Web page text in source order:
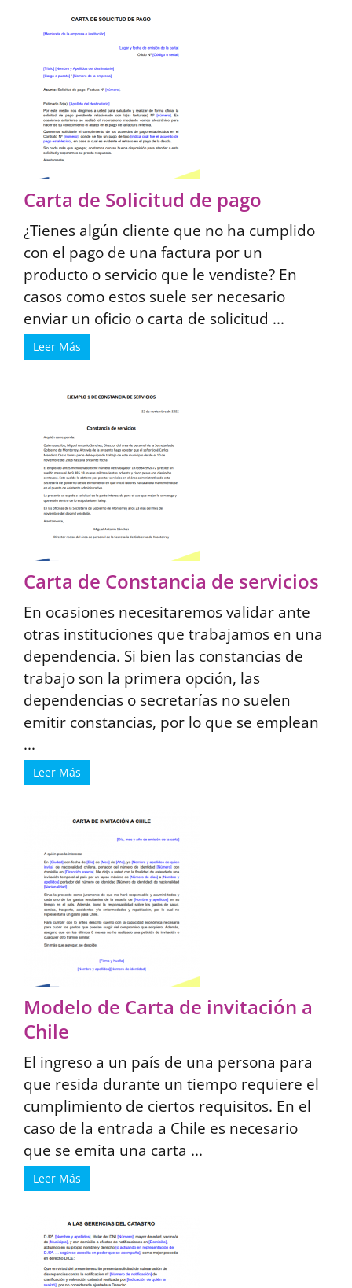
Carta de Solicitud de pago
¿Tienes algún cliente que no ha cumplido
con el pago de una factura por un
producto o servicio que le vendiste? En
casos como estos suele ser necesario
enviar un oficio o carta de solicitud ...
Leer Más
Carta de Constancia de servicios
En ocasiones necesitaremos validar ante
otras instituciones que trabajamos en una
dependencia. Si bien las constancias de
trabajo son la primera opción, las
dependencias o secretarías no suelen
emitir constancias, por lo que se emplean
...
Leer Más
Modelo de Carta de invitación a
Chile
El ingreso a un país de una persona para
que resida durante un tiempo requiere el
cumplimiento de ciertos requisitos. En el
caso de la entrada a Chile es necesario
que se emita una carta ...
Leer Más